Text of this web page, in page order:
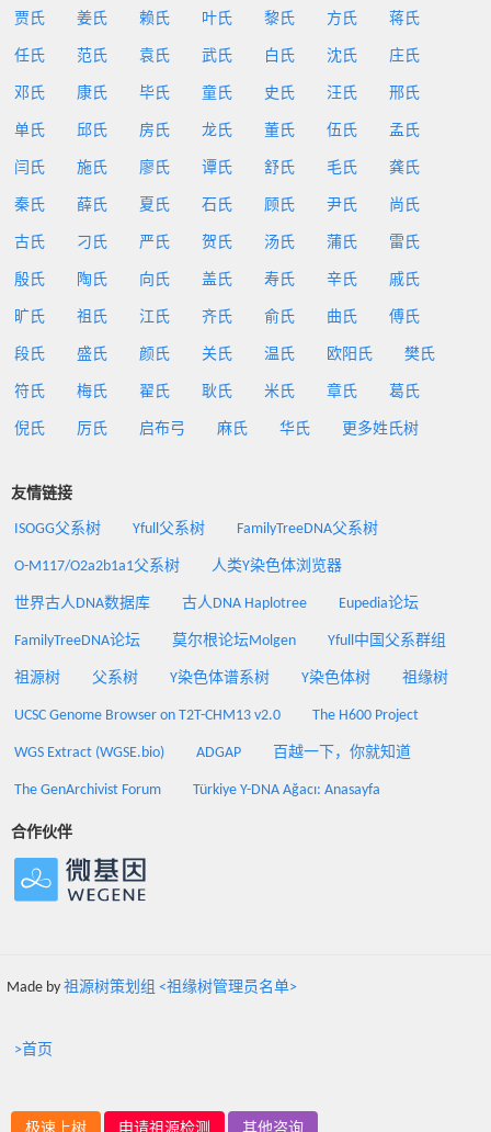
贾氏 姜氏 赖氏 叶氏 黎氏 方氏 蒋氏
任氏 范氏 袁氏 武氏 白氏 沈氏 庄氏
邓氏 康氏 毕氏 童氏 史氏 汪氏 邢氏
单氏 邱氏 房氏 龙氏 董氏 伍氏 孟氏
闫氏 施氏 廖氏 谭氏 舒氏 毛氏 龚氏
秦氏 薛氏 夏氏 石氏 顾氏 尹氏 尚氏
古氏 刁氏 严氏 贺氏 汤氏 蒲氏 雷氏
殷氏 陶氏 向氏 盖氏 寿氏 辛氏 戚氏
旷氏 祖氏 江氏 齐氏 俞氏 曲氏 傅氏
段氏 盛氏 颜氏 关氏 温氏 欧阳氏 樊氏
符氏 梅氏 翟氏 耿氏 米氏 章氏 葛氏
倪氏 厉氏 启布弓 麻氏 华氏 更多姓氏树
友情链接
ISOGG父系树 Yfull父系树 FamilyTreeDNA父系树
O-M117/O2a2b1a1父系树 人类Y染色体浏览器
世界古人DNA数据库 古人DNA Haplotree Eupedia论坛
FamilyTreeDNA论坛 莫尔根论坛Molgen Yfull中国父系群组
祖源树 父系树 Y染色体谱系树 Y染色体树 祖缘树
UCSC Genome Browser on T2T-CHM13 v2.0 The H600 Project
WGS Extract (WGSE.bio) ADGAP 百越一下，你就知道
The GenArchivist Forum Türkiye Y-DNA Ağacı: Anasayfa
合作伙伴
Made by 祖源树策划组 <祖缘树管理员名单>
>首页